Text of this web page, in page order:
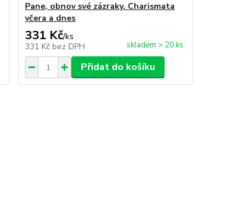
Pane, obnov své zázraky. Charismata
včera a dnes
331 Kč/ks
331 Kč bez DPH skladem > 20 ks
Přidat do košíku